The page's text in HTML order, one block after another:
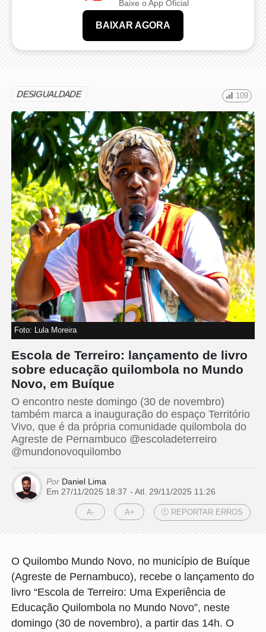
Baixe o App Oficial
BAIXAR AGORA
DESIGUALDADE 109
Foto: Lula Moreira
Escola de Terreiro: lançamento de livro
sobre educação quilombola no Mundo
Novo, em Buíque
O encontro neste domingo (30 de novembro)
também marca a inauguração do espaço Território
Vivo, que é da própria comunidade quilombola do
Agreste de Pernambuco @escoladeterreiro
@mundonovoquilombo
Por Daniel Lima
Em 27/11/2025 18:37 - Atl. 29/11/2025 11:26
A- A+ REPORTAR ERROS
O Quilombo Mundo Novo, no município de Buíque
(Agreste de Pernambuco), recebe o lançamento do
livro “Escola de Terreiro: Uma Experiência de
Educação Quilombola no Mundo Novo”, neste
domingo (30 de novembro), a partir das 14h. O